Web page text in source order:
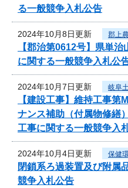
る一般競争入札公告
2024年10月8日更新 郡上
【郡治第0612号】県単
に関する一般競争入札公
2024年10月7日更新 岐阜
【建設工事】維持工事
ナンス補助（付属物修繕
工事に関する一般競争入
2024年10月4日更新 保健
閉鎖系ろ過装置及び附属
競争入札公告